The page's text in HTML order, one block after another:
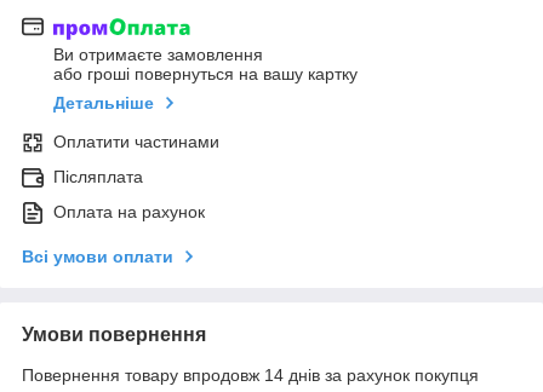
Ви отримаєте замовлення
або гроші повернуться на вашу картку
Детальніше
Оплатити частинами
Післяплата
Оплата на рахунок
Всі умови оплати
Умови повернення
Повернення товару впродовж 14 днів за рахунок покупця